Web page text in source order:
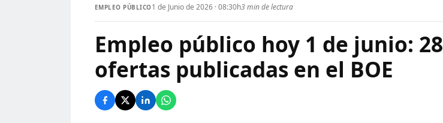
EMPLEO PÚBLICO1 de Junio de 2026 · 08:30h3 min de lectura
Empleo público hoy 1 de junio: 28
ofertas publicadas en el BOE